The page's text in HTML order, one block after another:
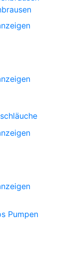
Pumpen